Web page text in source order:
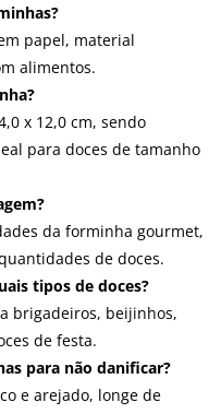
papel, material
alimentos.
x 12,0 cm, sendo
para doces de tamanho
da forminha gourmet,
de doces.
tipos de doces?
brigadeiros, beijinhos,
de festa.
para não danificar?
e arejado, longe de